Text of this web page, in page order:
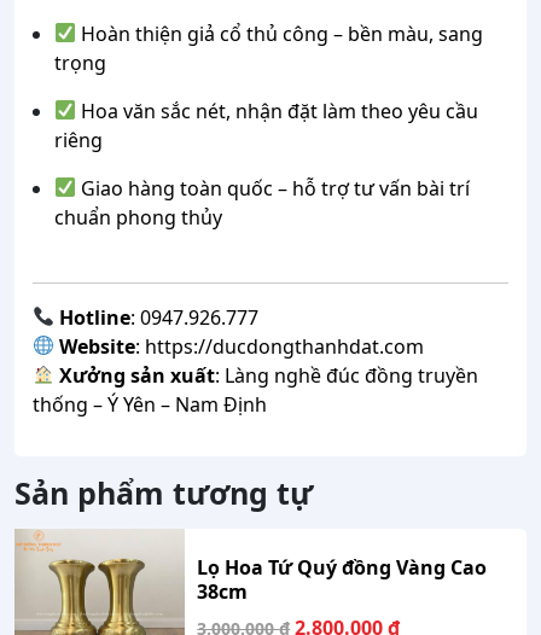
Hoàn thiện giả cổ thủ công – bền màu, sang
trọng
Hoa văn sắc nét, nhận đặt làm theo yêu cầu
riêng
Giao hàng toàn quốc – hỗ trợ tư vấn bài trí
chuẩn phong thủy
Hotline: 0947.926.777
Website: https://ducdongthanhdat.com
Xưởng sản xuất: Làng nghề đúc đồng truyền
thống – Ý Yên – Nam Định
Sản phẩm tương tự
Lọ Hoa Tứ Quý đồng Vàng Cao
38cm
3.000.000₫Giá
2.800.000₫Giá